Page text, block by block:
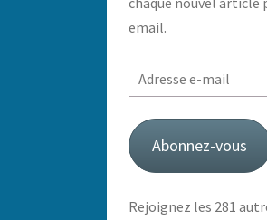
email.
Adresse
e-
mail
Abonnez-vous
Rejoignez les 281